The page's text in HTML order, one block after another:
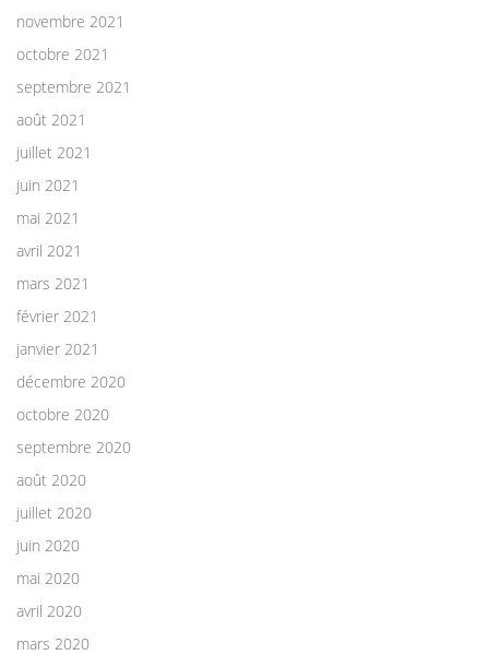
novembre 2021
octobre 2021
septembre 2021
août 2021
juillet 2021
juin 2021
mai 2021
avril 2021
mars 2021
février 2021
janvier 2021
décembre 2020
octobre 2020
septembre 2020
août 2020
juillet 2020
juin 2020
mai 2020
avril 2020
mars 2020